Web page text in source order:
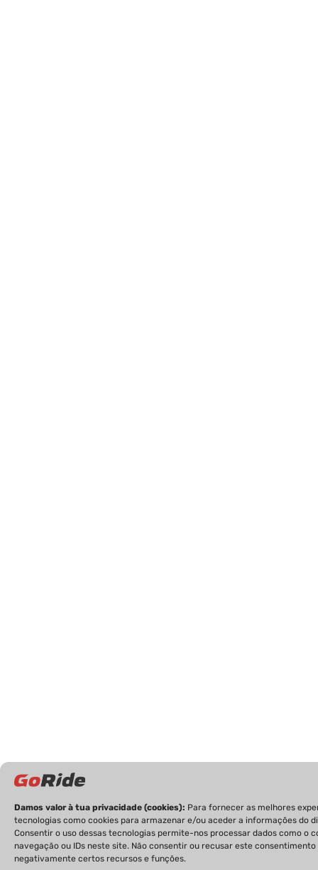
Damos valor à tua privacidade (cookies): Para fornecer as melhores
tecnologias como cookies para armazenar e/ou aceder a informações do
Consentir o uso dessas tecnologias permite-nos processar dados como o
navegação ou IDs neste site. Não consentir ou recusar este
negativamente certos recursos e funções.